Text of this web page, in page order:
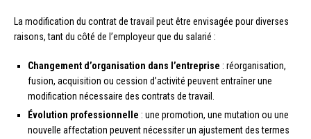
La modification du contrat de travail peut être envisagée pour diverses
raisons, tant du côté de l’employeur que du salarié :
Changement d’organisation dans l’entreprise : réorganisation,
fusion, acquisition ou cession d’activité peuvent entraîner une
modification nécessaire des contrats de travail.
Évolution professionnelle : une promotion, une mutation ou une
nouvelle affectation peuvent nécessiter un ajustement des termes